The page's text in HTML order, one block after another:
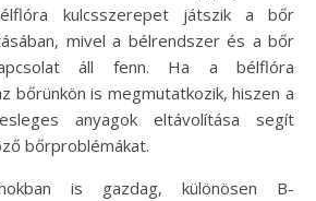
kulcsszerepet játszik a bőr
mivel a bélrendszer és a bőr
áll fenn. Ha a bélflóra
bőrünkön is megmutatkozik, hiszen a
anyagok eltávolítása segít
bőrproblémákat.
is gazdag, különösen B-